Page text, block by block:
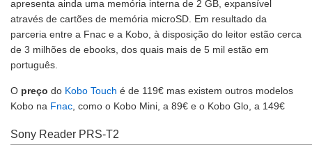
apresenta ainda uma memória interna de 2 GB, expansível
através de cartões de memória microSD. Em resultado da
parceria entre a Fnac e a Kobo, à disposição do leitor estão cerca
de 3 milhões de ebooks, dos quais mais de 5 mil estão em
português.
O preço do Kobo Touch é de 119€ mas existem outros modelos
Kobo na Fnac , como o Kobo Mini, a 89€ e o Kobo Glo, a 149€
Sony Reader PRS-T2